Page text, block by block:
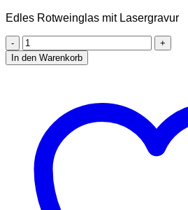
Edles Rotweinglas mit Lasergravur
Stadtliebe
|
Maritimes
Usedom”
mit
Lasergravur
Menge
In den Warenkorb